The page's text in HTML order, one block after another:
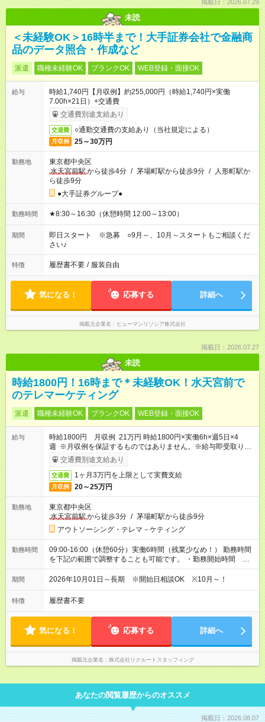
掲載日：2026.07.29
未読
＜未経験OK＞16時半まで！大手証券会社で金融商
品のデータ照合・作成など
派遣 職種未経験OK ブランクOK WEB登録・面接OK
給与
時給1,740円【月収例】約255,000円（時給1,740円×実働
7.00h×21日）+交通費
交通費別途支給あり
交通費 ○通勤交通費の支給あり（当社規定による）
月収例 25～30万円
勤務地
東京都中央区
水天宮前駅から徒歩4分 / 茅場町駅から徒歩9分 / 人形町駅か
ら徒歩9分
●大手証券グループ●
勤務時間 ★8:30～16:30（休憩時間 12:00～13:00）
期間
即日スタート ※急募 ○9月～、10月～スタートもご相談くだ
さい♪
特徴 履歴書不要 / 服装自由
気になる！ 応募する 詳細へ
掲載元企業名 ヒューマンリソシア株式会社
掲載日：2026.07.27
未読
時給1800円！16時まで＊未経験OK！水天宮前で
のテレマーケティング
派遣 職種未経験OK ブランクOK WEB登録・面接OK
給与
時給1800円 月収例 21万円 時給1800円×実働6h×週5日×4
週 ※月収例を保証するものではありません。※給与即受取りサ
ービス利用可（利用条件有）
交通費別途支給あり
交通費 1ヶ月3万円を上限として実費支給
月収例 20～25万円
勤務地
東京都中央区
水天宮前駅から徒歩3分 / 茅場町駅から徒歩9分
アウトソーシング・テレマ－ケティング
勤務時間
09:00-16:00（休憩60分）実働6時間（残業少なめ！） 勤務時間
を下記の範囲で調整することも可能です。 ・勤務開始時間
09:00～10:00 ・勤務終了時間 16:00～17:00 ・実働 06:00～
07:00
期間 2026年10月01日～長期 ※開始日相談OK ※10月～！
特徴 履歴書不要
気になる！ 応募する 詳細へ
掲載元企業名 株式会社リクルートスタッフィング
あなたの閲覧履歴からのオススメ
掲載日：2026.08.07